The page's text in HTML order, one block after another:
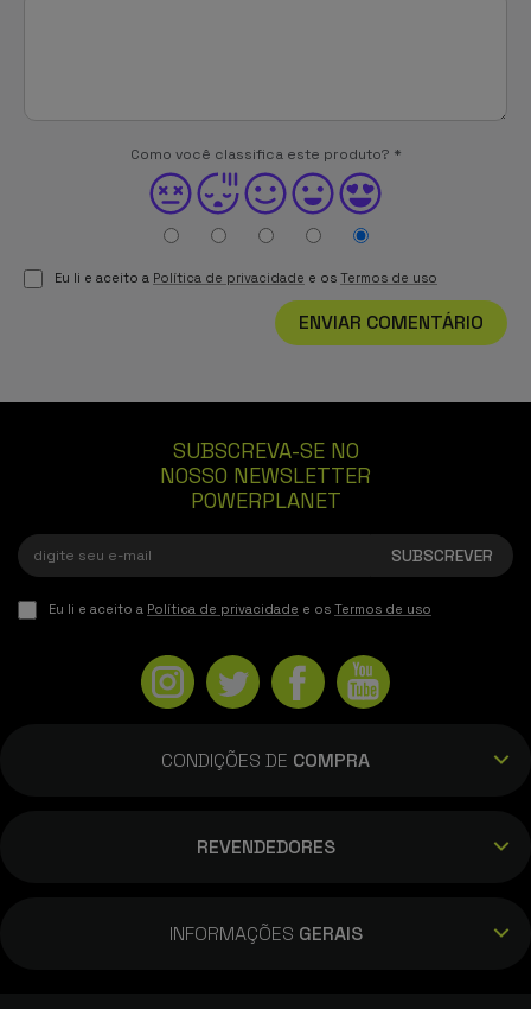
Como você classifica este produto? *
Eu li e aceito a Política de privacidade e os Termos de uso
ENVIAR COMENTÁRIO
SUBSCREVA-SE NO
NOSSO NEWSLETTER
POWERPLANET
Eu li e aceito a Política de privacidade e os Termos de uso
CONDIÇÕES DE COMPRA
REVENDEDORES
INFORMAÇÕES GERAIS